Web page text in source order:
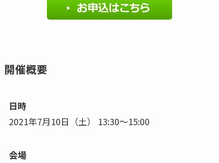
開催概要
日時
2021年7月10日（土） 13:30～15:00
会場